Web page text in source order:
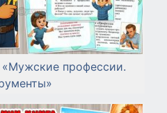
профессии.